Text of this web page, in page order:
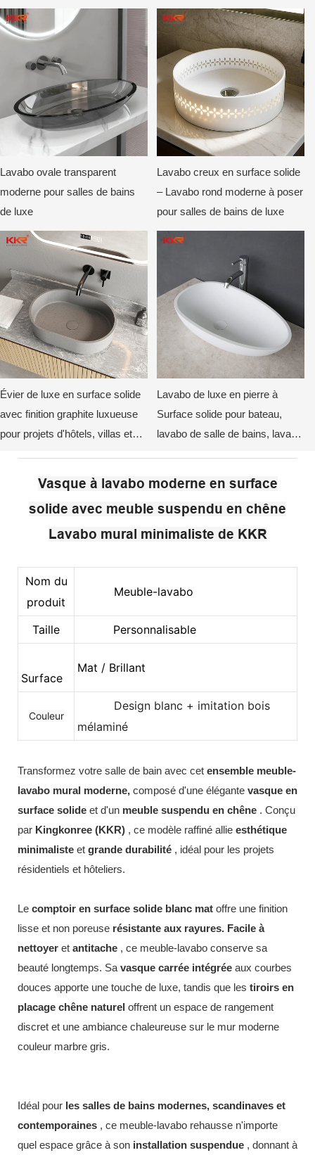
Lavabo ovale transparent
moderne pour salles de bains
de luxe
Lavabo creux en surface solide
– Lavabo rond moderne à poser
pour salles de bains de luxe
Évier de luxe en surface solide
avec finition graphite luxueuse
pour projets d'hôtels, villas et
Lavabo de luxe en pierre à
Surface solide pour bateau,
lavabo de salle de bains, lavabo
Vasque à lavabo moderne en surface
solide avec meuble suspendu en chêne
Lavabo mural minimaliste de KKR
Nom du
produit
Meuble-lavabo
Taille Personnalisable
Surface
Mat / Brillant
Couleur
Design blanc + imitation bois
mélaminé
Transformez votre salle de bain avec cet ensemble meuble-
lavabo mural moderne, composé d'une élégante vasque en
surface solide et d'un meuble suspendu en chêne . Conçu
par Kingkonree (KKR) , ce modèle raffiné allie esthétique
minimaliste et grande durabilité , idéal pour les projets
résidentiels et hôteliers.
Le comptoir en surface solide blanc mat offre une finition
lisse et non poreuse résistante aux rayures. Facile à
nettoyer et antitache , ce meuble-lavabo conserve sa
beauté longtemps. Sa vasque carrée intégrée aux courbes
douces apporte une touche de luxe, tandis que les tiroirs en
placage chêne naturel offrent un espace de rangement
discret et une ambiance chaleureuse sur le mur moderne
couleur marbre gris.
Idéal pour les salles de bains modernes, scandinaves et
contemporaines , ce meuble-lavabo rehausse n'importe
quel espace grâce à son installation suspendue , donnant à